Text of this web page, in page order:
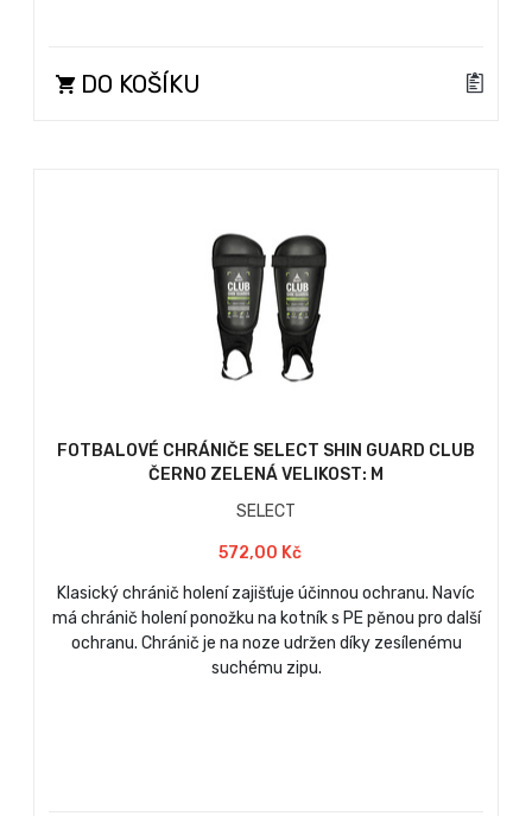
DO KOŠÍKU
FOTBALOVÉ CHRÁNIČE SELECT SHIN GUARD CLUB
ČERNO ZELENÁ VELIKOST: M
SELECT
572,00 Kč
Klasický chránič holení zajišťuje účinnou ochranu. Navíc
má chránič holení ponožku na kotník s PE pěnou pro další
ochranu. Chránič je na noze udržen díky zesílenému
suchému zipu.